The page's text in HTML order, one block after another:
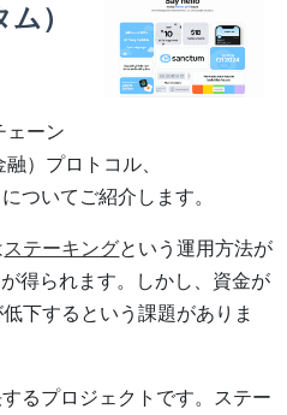
）
ェーン
）プロトコル、
ついてご紹介します。
ステーキングという運用方法が
得られます。しかし、資金が
下するという課題がありま
るプロジェクトです。ステー